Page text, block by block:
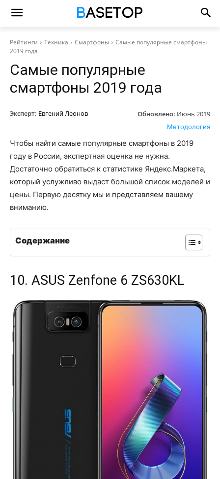
Рейтинги Техника Смартфоны
Самые популярные смартфоны
2019 года
Самые популярные
смартфоны 2019 года
Эксперт: Евгений Леонов Обновлено: Июнь 2019
Методология
Чтобы найти самые популярные смартфоны в 2019
году в России, экспертная оценка не нужна.
Достаточно обратиться к статистике Яндекс.Маркета,
который услужливо выдаст большой список моделей и
цены. Первую десятку мы и представляем вашему
вниманию.
Содержание
10. ASUS Zenfone 6 ZS630KL